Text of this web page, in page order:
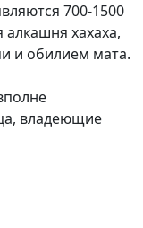
700-1500
хахаха,
и обилием мата.
владеющие